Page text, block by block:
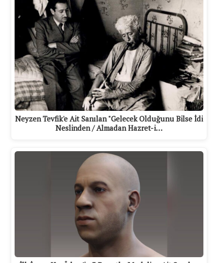
Neyzen Tevfik'e Ait Sanılan "Gelecek Olduğunu Bilse İdi
Neslinden / Almadan Hazret-i…